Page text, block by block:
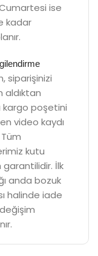
ise
kadar
siparişinizi
aldıktan
kargo poşetini
video kaydı
Tüm
kutu
garantilidir. İlk
anda bozuk
halinde iade